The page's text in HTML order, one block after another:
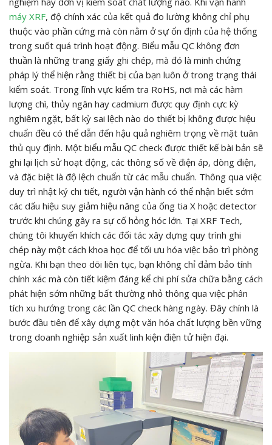
máy XRF, độ chính xác của kết quả đo lường không chỉ phụ
thuộc vào phần cứng mà còn nằm ở sự ổn định của hệ thống
trong suốt quá trình hoạt động. Biểu mẫu QC không đơn
thuần là những trang giấy ghi chép, mà đó là minh chứng
pháp lý thể hiện rằng thiết bị của bạn luôn ở trong trạng thái
kiểm soát. Trong lĩnh vực kiểm tra RoHS, nơi mà các hàm
lượng chì, thủy ngân hay cadmium được quy định cực kỳ
nghiêm ngặt, bất kỳ sai lệch nào do thiết bị không được hiệu
chuẩn đều có thể dẫn đến hậu quả nghiêm trọng về mặt tuân
thủ quy định. Một biểu mẫu QC check được thiết kế bài bản sẽ
ghi lại lịch sử hoạt động, các thông số về điện áp, dòng điện,
và đặc biệt là độ lệch chuẩn từ các mẫu chuẩn. Thông qua việc
duy trì nhật ký chi tiết, người vận hành có thể nhận biết sớm
các dấu hiệu suy giảm hiệu năng của ống tia X hoặc detector
trước khi chúng gây ra sự cố hỏng hóc lớn. Tại XRF Tech,
chúng tôi khuyến khích các đối tác xây dựng quy trình ghi
chép này một cách khoa học để tối ưu hóa việc bảo trì phòng
ngừa. Khi bạn theo dõi liên tục, bạn không chỉ đảm bảo tính
chính xác mà còn tiết kiệm đáng kể chi phí sửa chữa bằng cách
phát hiện sớm những bất thường nhỏ thông qua việc phân
tích xu hướng trong các lần QC check hàng ngày. Đây chính là
bước đầu tiên để xây dựng một văn hóa chất lượng bền vững
trong doanh nghiệp sản xuất linh kiện điện tử hiện đại.